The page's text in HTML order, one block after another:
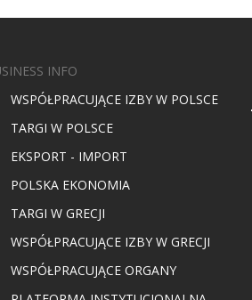
INFO
WSPÓŁPRACUJĄCE IZBY W POLSCE
TARGI W POLSCE
EKSPORT - IMPORT
POLSKA EKONOMIA
TARGI W GRECJI
WSPÓŁPRACUJĄCE IZBY W GRECJI
WSPÓŁPRACUJĄCE ORGANY